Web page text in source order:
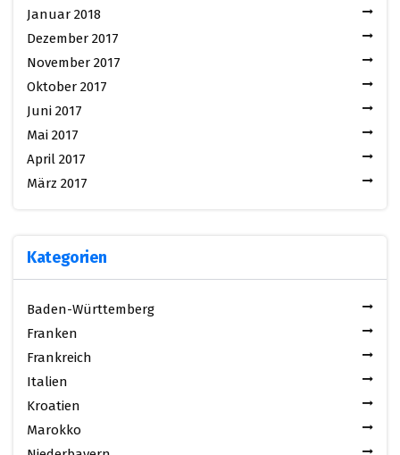
Januar 2018
Dezember 2017
November 2017
Oktober 2017
Juni 2017
Mai 2017
April 2017
März 2017
Kategorien
Baden-Württemberg
Franken
Frankreich
Italien
Kroatien
Marokko